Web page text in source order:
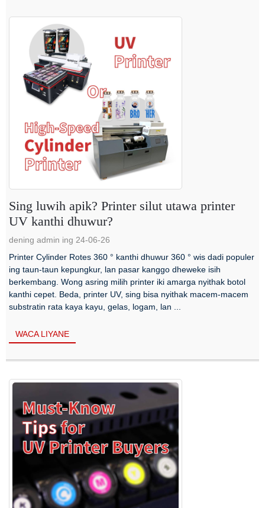
Sing luwih apik? Printer silut utawa printer
UV kanthi dhuwur?
dening admin ing 24-06-26
Printer Cylinder Rotes 360 ° kanthi dhuwur 360 ° wis dadi populer
ing taun-taun kepungkur, lan pasar kanggo dheweke isih
berkembang. Wong asring milih printer iki amarga nyithak botol
kanthi cepet. Beda, printer UV, sing bisa nyithak macem-macem
substratin rata kaya kayu, gelas, logam, lan ...
WACA LIYANE